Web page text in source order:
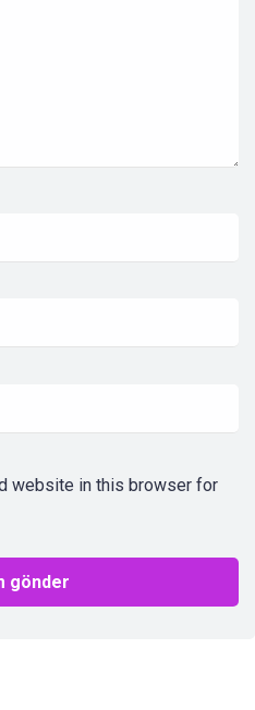
website in this browser for